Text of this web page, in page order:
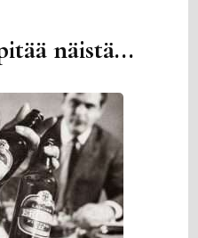
näistä...